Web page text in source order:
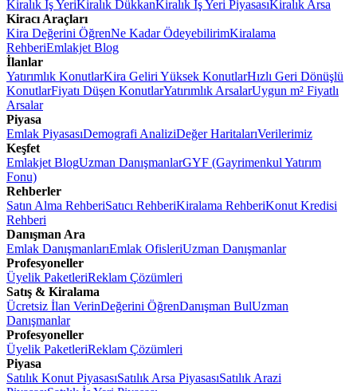
Kiralık İş YeriKiralık DükkanKiralık İş Yeri PiyasasıKiralık Arsa
Kiracı Araçları
Kira Değerini ÖğrenNe Kadar ÖdeyebilirimKiralama
RehberiEmlakjet Blog
İlanlar
Yatırımlık KonutlarKira Geliri Yüksek KonutlarHızlı Geri Dönüşlü
KonutlarFiyatı Düşen KonutlarYatırımlık ArsalarUygun m² Fiyatlı
Arsalar
Piyasa
Emlak PiyasasıDemografi AnaliziDeğer HaritalarıVerilerimiz
Keşfet
Emlakjet BlogUzman DanışmanlarGYF (Gayrimenkul Yatırım
Fonu)
Rehberler
Satın Alma RehberiSatıcı RehberiKiralama RehberiKonut Kredisi
Rehberi
Danışman Ara
Emlak DanışmanlarıEmlak OfisleriUzman Danışmanlar
Profesyoneller
Üyelik PaketleriReklam Çözümleri
Satış & Kiralama
Ücretsiz İlan VerinDeğerini ÖğrenDanışman BulUzman
Danışmanlar
Profesyoneller
Üyelik PaketleriReklam Çözümleri
Piyasa
Satılık Konut PiyasasıSatılık Arsa PiyasasıSatılık Arazi